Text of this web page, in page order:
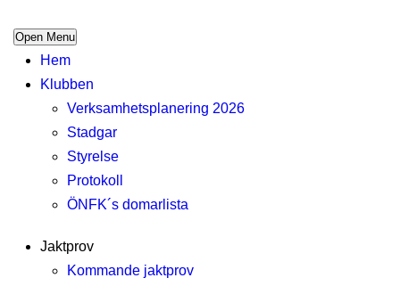
Open Menu
Hem
Klubben
Verksamhetsplanering 2026
Stadgar
Styrelse
Protokoll
ÖNFK´s domarlista
Jaktprov
Kommande jaktprov